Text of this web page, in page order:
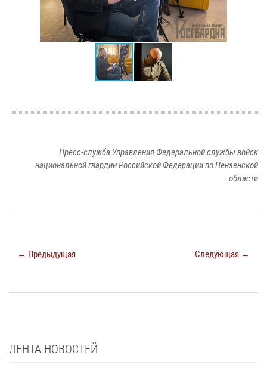
Пресс-служба Управления Федеральной службы войск
национальной гвардии Российской Федерации по Пензенской
области
← Предыдущая Следующая →
ЛЕНТА НОВОСТЕЙ